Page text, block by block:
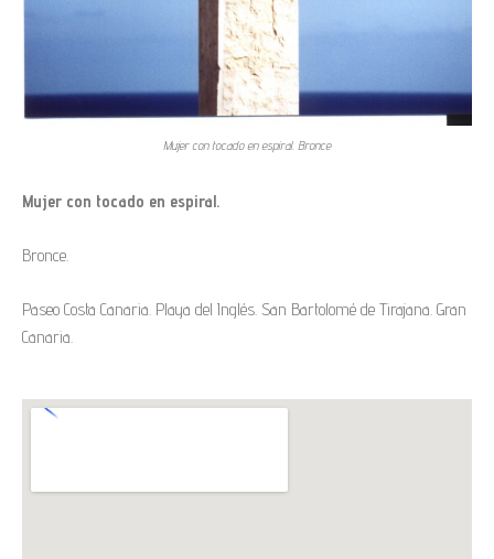
Mujer con tocado en espiral. Bronce
Mujer con tocado en espiral.
Bronce.
Paseo Costa Canaria. Playa del Inglés. San Bartolomé de Tirajana. Gran
Canaria.